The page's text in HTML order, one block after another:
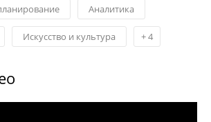
Аналитика
Искусство и культура +4